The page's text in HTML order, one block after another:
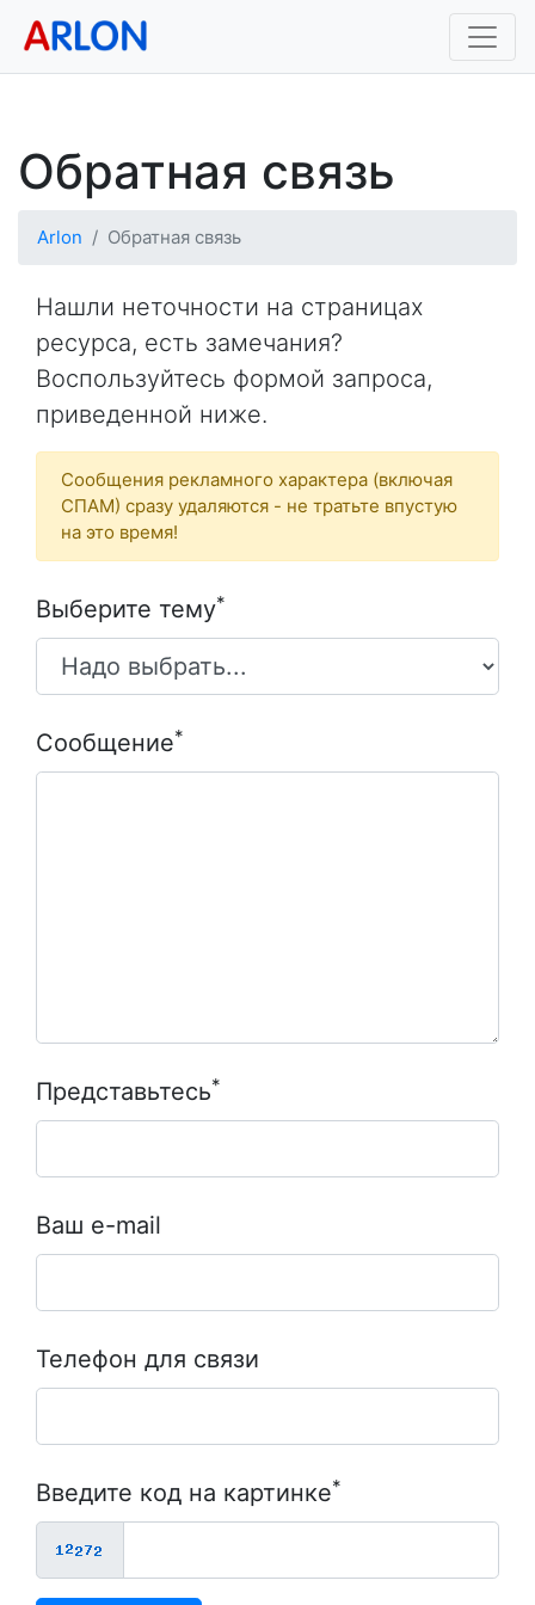
Обратная связь
Arlon Обратная связь
Нашли неточности на страницах
ресурса, есть замечания?
Воспользуйтесь формой запроса,
приведенной ниже.
Сообщения рекламного характера (включая
СПАМ) сразу удаляются - не тратьте впустую
на это время!
Выберите тему*
Сообщение*
Представьтесь*
Ваш е-mail
Телефон для связи
Введите код на картинке*